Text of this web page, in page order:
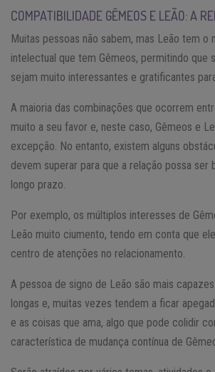
COMPATIBILIDADE GÊMEOS E LEÃO: A
Muitas pessoas não sabem, mas Leão tem o
intelectual que tem Gêmeos, permitindo que
sejam muito interessantes e gratificantes
A maioria das combinações que ocorrem
muito a seu favor e, neste caso, Gêmeos e
excepção. No entanto, existem alguns
devem superar para que a relação possa ser
longo prazo.
Por exemplo, os múltiplos interesses de
Leão muito ciumento, tendo em conta que
centro de atenções no relacionamento.
A pessoa de signo de Leão são mais
longas e, muitas vezes tendem a ficar
e as coisas que ama, algo que pode colidir
característica de mudança contínua de